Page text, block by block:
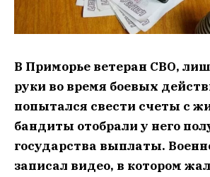
В Приморье ветеран СВО,
руки во время боевых
попытался свести счеты с
бандиты отобрали у него
государства выплаты.
записал видео, в котором